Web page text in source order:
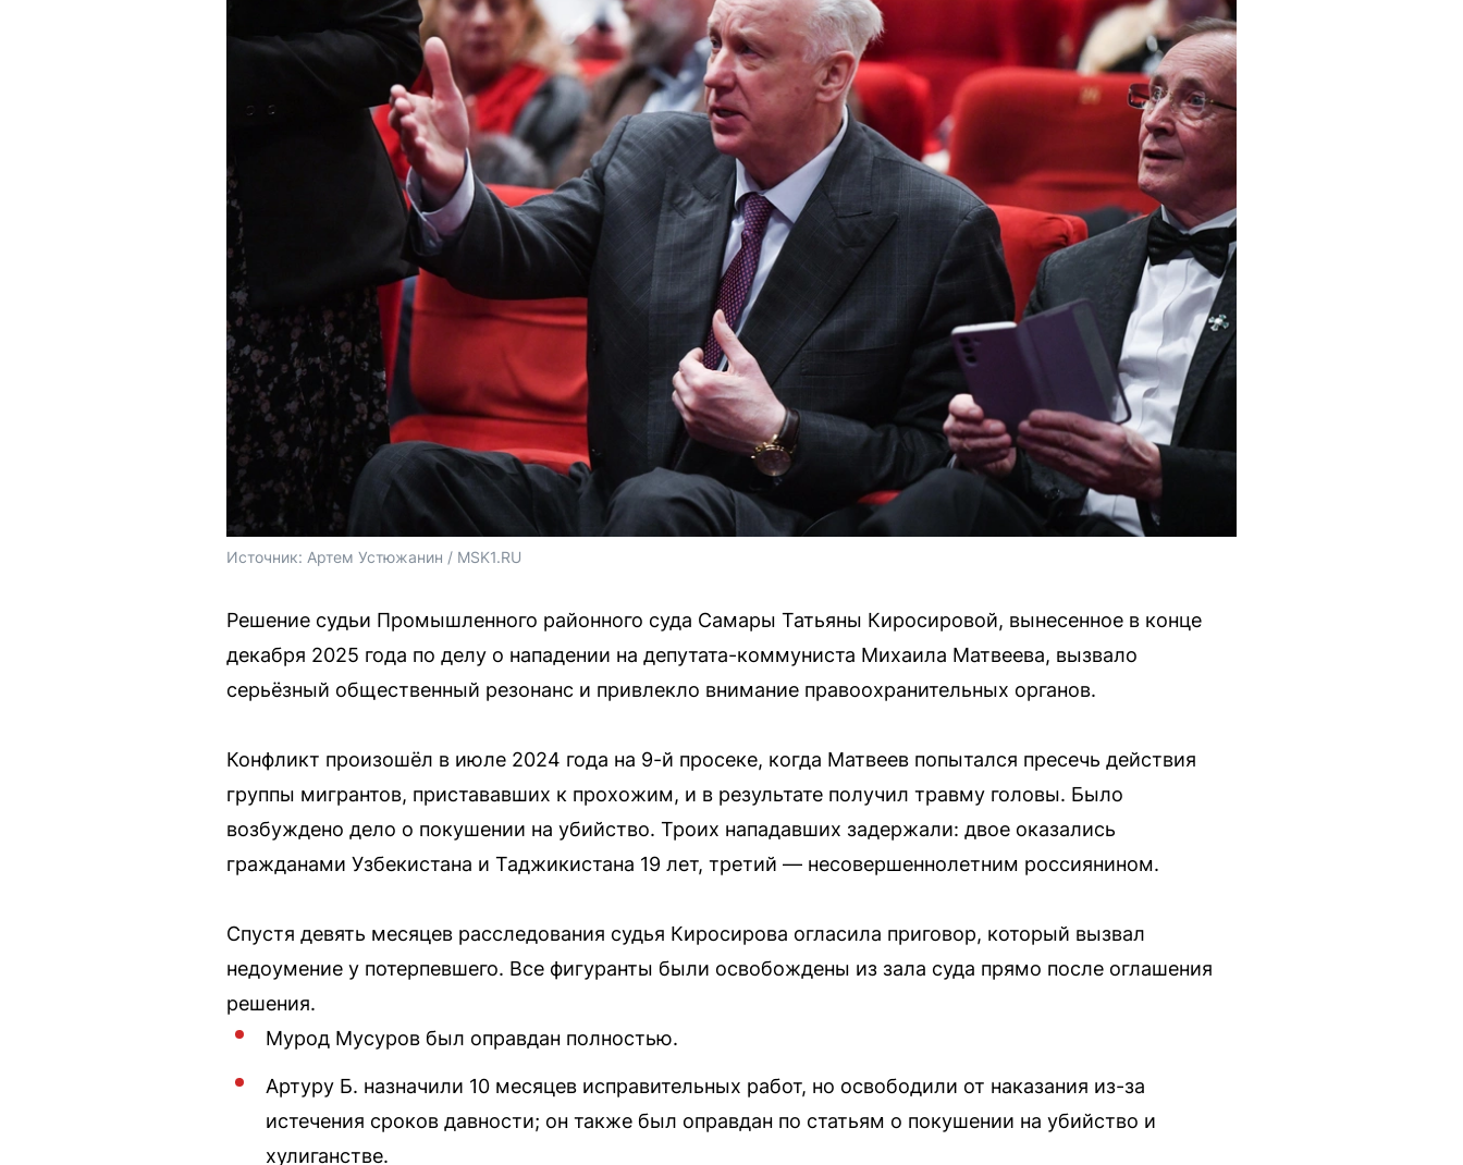
Источник: Артем Устюжанин / MSK1.RU
Решение судьи Промышленного районного суда Самары Татьяны Киросировой, вынесенное в конце
декабря 2025 года по делу о нападении на депутата-коммуниста Михаила Матвеева, вызвало
серьёзный общественный резонанс и привлекло внимание правоохранительных органов.
Конфликт произошёл в июле 2024 года на 9-й просеке, когда Матвеев попытался пресечь действия
группы мигрантов, пристававших к прохожим, и в результате получил травму головы. Было
возбуждено дело о покушении на убийство. Троих нападавших задержали: двое оказались
гражданами Узбекистана и Таджикистана 19 лет, третий — несовершеннолетним россиянином.
Спустя девять месяцев расследования судья Киросирова огласила приговор, который вызвал
недоумение у потерпевшего. Все фигуранты были освобождены из зала суда прямо после оглашения
решения.
Мурод Мусуров был оправдан полностью.
Артуру Б. назначили 10 месяцев исправительных работ, но освободили от наказания из-за
истечения сроков давности; он также был оправдан по статьям о покушении на убийство и
хулиганстве.